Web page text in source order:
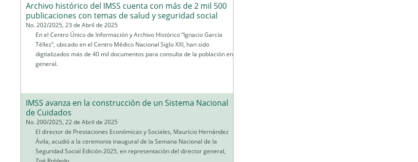
Archivo histórico del IMSS cuenta con más de 2 mil 500
publicaciones con temas de salud y seguridad social
No. 202/2025, 23 de Abril de 2025
En el Centro Único de Información y Archivo Histórico “Ignacio García
Téllez”, ubicado en el Centro Médico Nacional Siglo XXI, han sido
digitalizados más de 40 mil documentos para consulta de la población en
general.
IMSS avanza en la construcción de un Sistema Nacional
de Cuidados
No. 200/2025, 22 de Abril de 2025
El director de Prestaciones Económicas y Sociales, Mauricio Hernández
Ávila, acudió a la ceremonia inaugural de la Semana Nacional de la
Seguridad Social Edición 2025, en representación del director general,